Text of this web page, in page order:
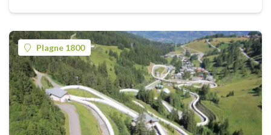
Plagne 1800